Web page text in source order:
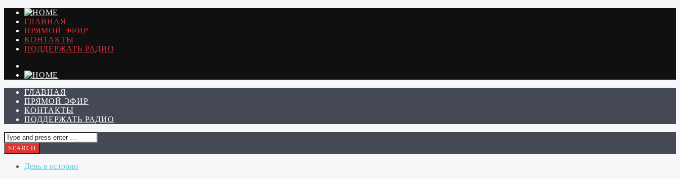
ГЛАВНАЯ
ПРЯМОЙ ЭФИР
КОНТАКТЫ
ПОДДЕРЖАТЬ РАДИО
ГЛАВНАЯ
ПРЯМОЙ ЭФИР
КОНТАКТЫ
ПОДДЕРЖАТЬ РАДИО
День в истории